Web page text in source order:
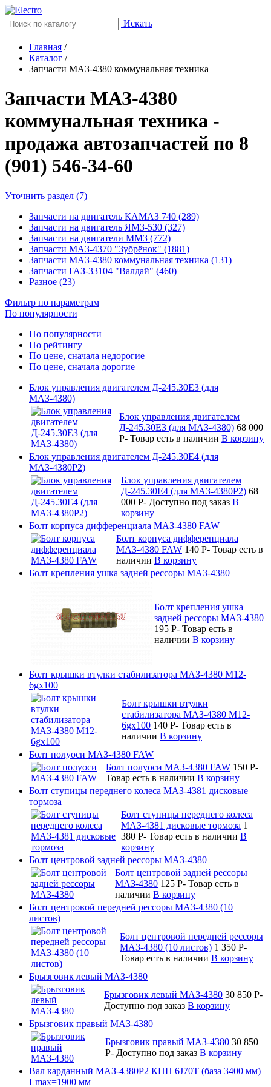
Искать
Главная /
Каталог /
Запчасти МАЗ-4380 коммунальная техника
Запчасти МАЗ-4380
коммунальная техника -
продажа автозапчастей по 8
(901) 546-34-60
Уточнить раздел (7)
Запчасти на двигатель КАМАЗ 740 (289)
Запчасти на двигатель ЯМЗ-530 (327)
Запчасти на двигатели ММЗ (772)
Запчасти МАЗ-4370 "Зубрёнок" (1881)
Запчасти МАЗ-4380 коммунальная техника (131)
Запчасти ГАЗ-33104 "Валдай" (460)
Разное (23)
Фильтр по параметрам
По популярности
По популярности
По рейтингу
По цене, сначала недорогие
По цене, сначала дорогие
Блок управления двигателем Д-245.30Е3 (для
МАЗ-4380)
Блок управления двигателем
Д-245.30Е3 (для МАЗ-4380) 68 000
P- Товар есть в наличии В корзину
Блок управления двигателем Д-245.30Е4 (для
МАЗ-4380Р2)
Блок управления двигателем
Д-245.30Е4 (для МАЗ-4380Р2) 68
000 P- Доступно под заказ В
корзину
Болт корпуса дифференциала МАЗ-4380 FAW
Болт корпуса дифференциала
МАЗ-4380 FAW 140 P- Товар есть в
наличии В корзину
Болт крепления ушка задней рессоры МАЗ-4380
Болт крепления ушка
задней рессоры МАЗ-4380
195 P- Товар есть в
наличии В корзину
Болт крышки втулки стабилизатора МАЗ-4380 М12-
6gx100
Болт крышки втулки
стабилизатора МАЗ-4380 М12-
6gx100 140 P- Товар есть в
наличии В корзину
Болт полуоси МАЗ-4380 FAW
Болт полуоси МАЗ-4380 FAW 150 P-
Товар есть в наличии В корзину
Болт ступицы переднего колеса МАЗ-4381 дисковые
тормоза
Болт ступицы переднего колеса
МАЗ-4381 дисковые тормоза 1
380 P- Товар есть в наличии В
корзину
Болт центровой задней рессоры МАЗ-4380
Болт центровой задней рессоры
МАЗ-4380 125 P- Товар есть в
наличии В корзину
Болт центровой передней рессоры МАЗ-4380 (10
листов)
Болт центровой передней рессоры
МАЗ-4380 (10 листов) 1 350 P-
Товар есть в наличии В корзину
Брызговик левый МАЗ-4380
Брызговик левый МАЗ-4380 30 850 P-
Доступно под заказ В корзину
Брызговик правый МАЗ-4380
Брызговик правый МАЗ-4380 30 850
P- Доступно под заказ В корзину
Вал карданный МАЗ-4380Р2 КПП 6J70T (база 3400 мм)
Lmax=1900 мм